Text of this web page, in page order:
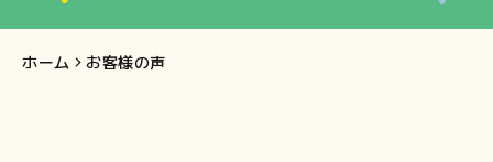
ホーム お客様の声